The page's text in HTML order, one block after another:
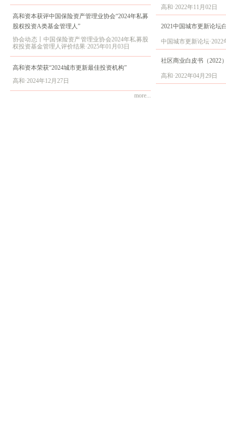
高和资本获评中国保险资产管理业协会“2024年私募
股权投资A类基金管理人”
协会动态丨中国保险资产管理业协会2024年私募股
权投资基金管理人评价结果·2025年01月03日
高和资本荣获“2024城市更新最佳投资机构”
高和·2024年12月27日
more...
高和·2022年11月02日
2021中国城市更新论坛
中国城市更新论坛·2022
社区商业白皮书（2022
高和·2022年04月29日